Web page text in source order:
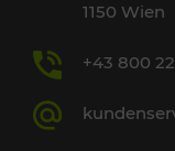
1150 Wien
+43 800